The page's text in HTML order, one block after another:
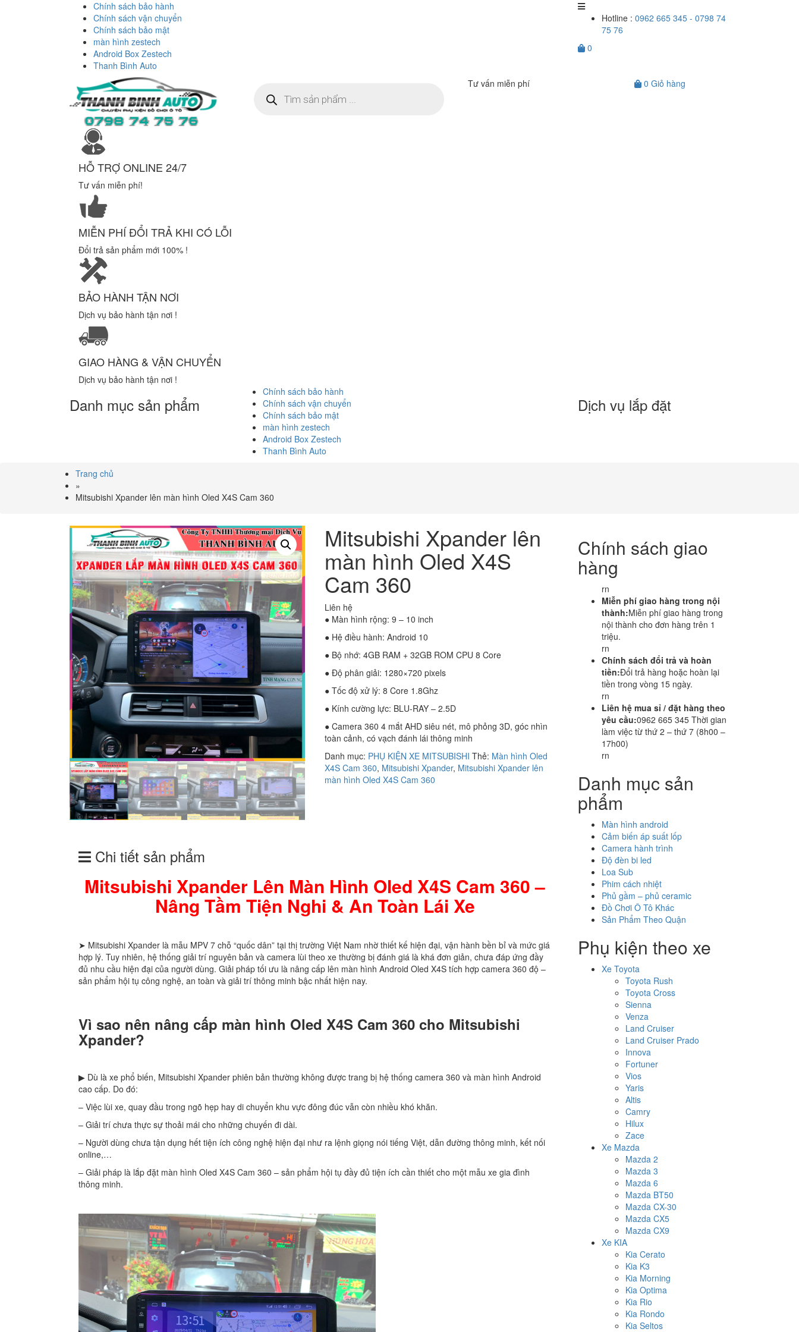
Chính sách bảo hành
Chính sách vận chuyển
Chính sách bảo mật
màn hình zestech
Android Box Zestech
Thanh Bình Auto
Hotline : 0962 665 345 - 0798 74
75 76
0
kiếm
sản
Tư vấn miễn phí 0 Giỏ hàng
HỖ TRỢ ONLINE 24/7
Tư vấn miễn phí!
MIỄN PHÍ ĐỔI TRẢ KHI CÓ LỖI
Đổi trả sản phẩm mới 100% !
BẢO HÀNH TẬN NƠI
Dịch vụ bảo hành tận nơi !
GIAO HÀNG & VẬN CHUYỂN
Dịch vụ bảo hành tận nơi !
Danh mục sản phẩm
Chính sách bảo hành
Chính sách vận chuyển
Chính sách bảo mật
màn hình zestech
Android Box Zestech
Thanh Bình Auto
Dịch vụ lắp đặt
Trang chủ
»
Mitsubishi Xpander lên màn hình Oled X4S Cam 360
Mitsubishi Xpander lên
màn hình Oled X4S
Cam 360
Liên hệ
● Màn hình rộng: 9 – 10 inch
● Hệ điều hành: Android 10
● Bộ nhớ: 4GB RAM + 32GB ROM CPU 8 Core
● Độ phân giải: 1280×720 pixels
● Tốc độ xử lý: 8 Core 1.8Ghz
● Kính cường lực: BLU-RAY – 2.5D
● Camera 360 4 mắt AHD siêu nét, mô phỏng 3D, góc nhìn
toàn cảnh, có vạch đánh lái thông minh
Danh mục: PHỤ KIỆN XE MITSUBISHI Thẻ: Màn hình Oled
X4S Cam 360, Mitsubishi Xpander, Mitsubishi Xpander lên
màn hình Oled X4S Cam 360
Chi tiết sản phẩm
Mitsubishi Xpander Lên Màn Hình Oled X4S Cam 360 –
Nâng Tầm Tiện Nghi & An Toàn Lái Xe
➤ Mitsubishi Xpander là mẫu MPV 7 chỗ “quốc dân” tại thị trường Việt Nam nhờ thiết kế hiện đại, vận hành bền bỉ và mức giá
hợp lý. Tuy nhiên, hệ thống giải trí nguyên bản và camera lùi theo xe thường bị đánh giá là khá đơn giản, chưa đáp ứng đầy
đủ nhu cầu hiện đại của người dùng. Giải pháp tối ưu là nâng cấp lên màn hình Android Oled X4S tích hợp camera 360 độ –
sản phẩm hội tụ công nghệ, an toàn và giải trí thông minh bậc nhất hiện nay.
Vì sao nên nâng cấp màn hình Oled X4S Cam 360 cho Mitsubishi
Xpander?
▶ Dù là xe phổ biến, Mitsubishi Xpander phiên bản thường không được trang bị hệ thống camera 360 và màn hình Android
cao cấp. Do đó:
– Việc lùi xe, quay đầu trong ngõ hẹp hay di chuyển khu vực đông đúc vẫn còn nhiều khó khăn.
– Giải trí chưa thực sự thoải mái cho những chuyến đi dài.
– Người dùng chưa tận dụng hết tiện ích công nghệ hiện đại như ra lệnh giọng nói tiếng Việt, dẫn đường thông minh, kết nối
online,…
– Giải pháp là lắp đặt màn hình Oled X4S Cam 360 – sản phẩm hội tụ đầy đủ tiện ích cần thiết cho một mẫu xe gia đình
thông minh.
Chính sách giao
hàng
rn
Miễn phí giao hàng trong nội
thành:Miễn phí giao hàng trong
nội thành cho đơn hàng trên 1
triệu.
rn
Chính sách đổi trả và hoàn
tiền:Đổi trả hàng hoặc hoàn lại
tiền trong vòng 15 ngày.
rn
Liên hệ mua sỉ / đặt hàng theo
yêu cầu:0962 665 345 Thời gian
làm việc từ thứ 2 – thứ 7 (8h00 –
17h00)
rn
Danh mục sản
phẩm
Màn hình android
Cảm biến áp suất lốp
Camera hành trình
Độ đèn bi led
Loa Sub
Phim cách nhiệt
Phủ gầm – phủ ceramic
Đồ Chơi Ô Tô Khác
Sản Phẩm Theo Quận
Phụ kiện theo xe
Xe Toyota
Toyota Rush
Toyota Cross
Sienna
Venza
Land Cruiser
Land Cruiser Prado
Innova
Fortuner
Vios
Yaris
Altis
Camry
Hilux
Zace
Xe Mazda
Mazda 2
Mazda 3
Mazda 6
Mazda BT50
Mazda CX-30
Mazda CX5
Mazda CX9
Xe KIA
Kia Cerato
Kia K3
Kia Morning
Kia Optima
Kia Rio
Kia Rondo
Kia Seltos